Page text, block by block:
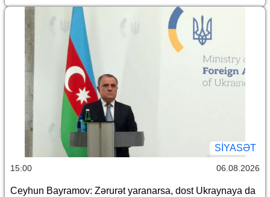
SİYASƏT
15:00 06.08.2026
Ceyhun Bayramov: Zərurət yaranarsa, dost Ukraynaya da